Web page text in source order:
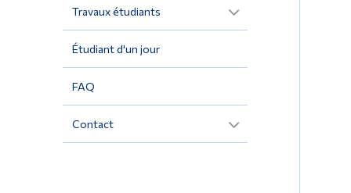
Travaux étudiants
Étudiant d'un jour
FAQ
Contact